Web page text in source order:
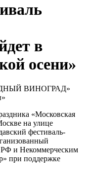
в
осени»
«Московская
на улице
фестиваль-
и Некоммерческим
при поддержке